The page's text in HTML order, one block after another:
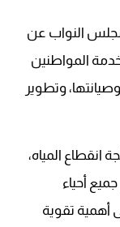
مجلس النواب عن
المواطنين
وتطوير
المياه،
أحياء
أهمية تقوية